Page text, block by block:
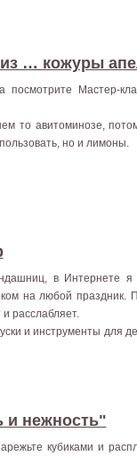
… кожуры
Мастер-
то авитоминозе,
но и лимоны.
в Интернете
на любой
расслабляет.
и инструменты для
и нежность"
кубиками и